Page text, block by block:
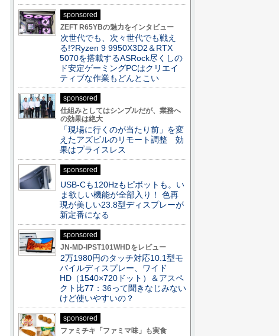
sponsored
ZEFT R65YBの魅力をインタビュー
次世代でも、次々世代でも戦え
る!?Ryzen 9 9950X3D2＆RTX
5070を搭載するASRock尽くしの
ド安定ゲーミングPCはクリエイ
ティブな作業もどんとこい
sponsored
仕組みとしてはシンプルだが、業務へ
の効果は絶大
「現場に行くのが当たり前」を変
えたアズビルのリモート調整 効
果はプライスレス
sponsored
USB-Cも120Hzもピボットも。い
ま欲しい機能が全部入り！ 色再
現が美しい23.8型ディスプレーが
新定番になる
sponsored
JN-MD-IPST101WHDをレビュー
2万1980円のタッチ対応10.1型モ
バイルディスプレー、ワイド
HD（1540×720ドット）＆アスペ
クト比77：36って聞きなじみない
けど使いやすいの？
sponsored
ファミチキ「ファミマ味」も実食